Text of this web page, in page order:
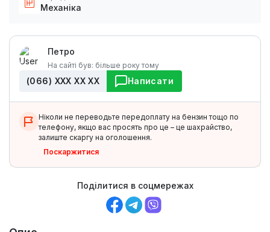
Механіка
Петро
На сайті був: більше року тому
(066) ХХХ ХХ ХХ Написати
Ніколи не переводьте передоплату на бензин тощо по
телефону, якщо вас просять про це – це шахрайство,
залиште скаргу на оголошення.
Поскаржитися
Поділитися в соцмережах